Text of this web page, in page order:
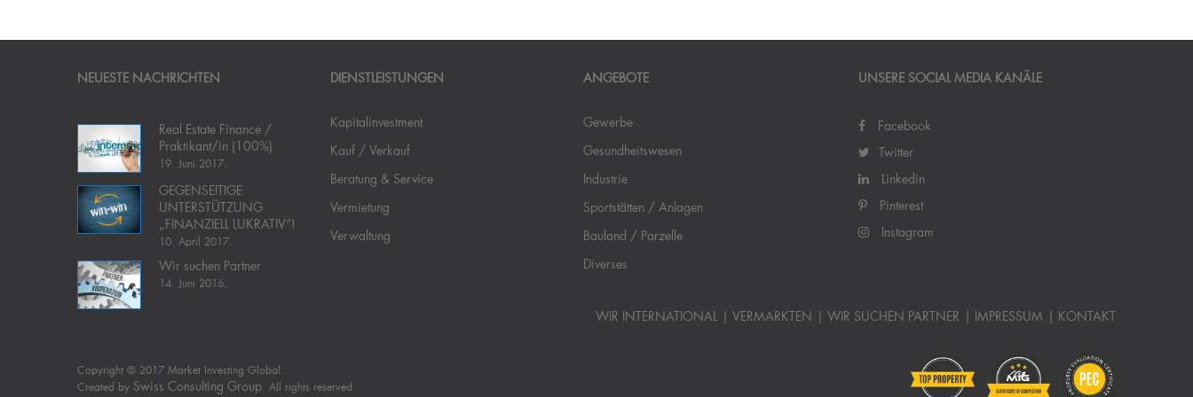
NEUESTE NACHRICHTEN
Real Estate Finance /
Praktikant/in (100%)
19. Juni 2017.
GEGENSEITIGE
UNTERSTÜTZUNG
„FINANZIELL LUKRATIV“!
10. April 2017.
Wir suchen Partner
14. Juni 2016.
DIENSTLEISTUNGEN
Kapitalinvestment
Kauf / Verkauf
Beratung & Service
Vermietung
Verwaltung
ANGEBOTE
Gewerbe
Gesundheitswesen
Industrie
Sportstätten / Anlagen
Bauland / Parzelle
Diverses
UNSERE SOCIAL MEDIA KANÄLE
Facebook
Twitter
Linkedin
Pinterest
Instagram
Copyright © 2017 Market Investing Global.
Created by Swiss Consulting Group. All rights reserved
WIR INTERNATIONAL VERMARKTEN WIR SUCHEN PARTNER IMPRESSUM KONTAKT